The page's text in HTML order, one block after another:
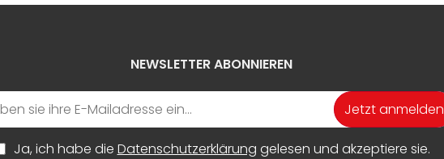
NEWSLETTER ABONNIEREN
Jetzt anmelden
Ja, ich habe die Datenschutzerklärung gelesen und akzeptiere sie.